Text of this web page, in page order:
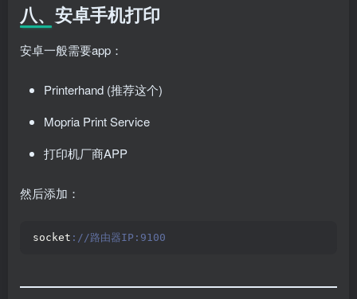
八、安卓手机打印
安卓一般需要app：
Printerhand (推荐这个)
Mopria Print Service
打印机厂商APP
然后添加：
socket ://路由器IP:9100